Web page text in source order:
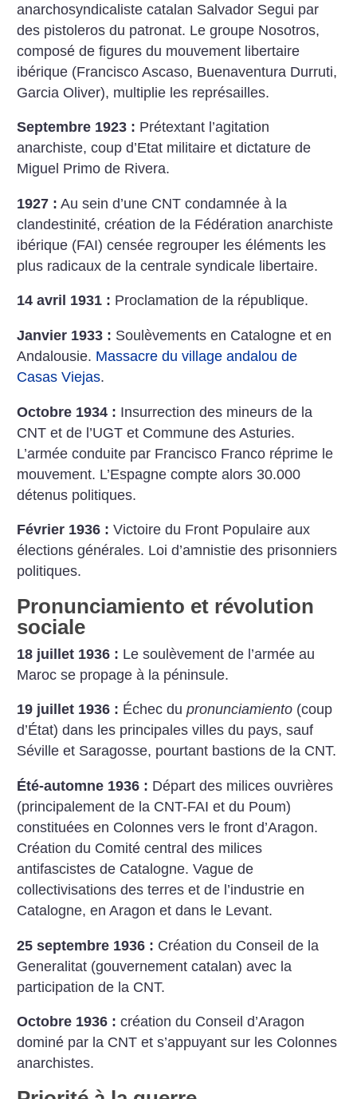
anarchosyndicaliste catalan Salvador Segui par
des pistoleros du patronat. Le groupe Nosotros,
composé de figures du mouvement libertaire
ibérique (Francisco Ascaso, Buenaventura Durruti,
Garcia Oliver), multiplie les représailles.
Septembre 1923 : Prétextant l’agitation
anarchiste, coup d’Etat militaire et dictature de
Miguel Primo de Rivera.
1927 : Au sein d’une CNT condamnée à la
clandestinité, création de la Fédération anarchiste
ibérique (FAI) censée regrouper les éléments les
plus radicaux de la centrale syndicale libertaire.
14 avril 1931 : Proclamation de la république.
Janvier 1933 : Soulèvements en Catalogne et en
Andalousie. Massacre du village andalou de
Casas Viejas.
Octobre 1934 : Insurrection des mineurs de la
CNT et de l’UGT et Commune des Asturies.
L’armée conduite par Francisco Franco réprime le
mouvement. L’Espagne compte alors 30.000
détenus politiques.
Février 1936 : Victoire du Front Populaire aux
élections générales. Loi d’amnistie des prisonniers
politiques.
Pronunciamiento et révolution
sociale
18 juillet 1936 : Le soulèvement de l’armée au
Maroc se propage à la péninsule.
19 juillet 1936 : Échec dupronunciamiento (coup
d’État) dans les principales villes du pays, sauf
Séville et Saragosse, pourtant bastions de la CNT.
Été-automne 1936 : Départ des milices ouvrières
(principalement de la CNT-FAI et du Poum)
constituées en Colonnes vers le front d’Aragon.
Création du Comité central des milices
antifascistes de Catalogne. Vague de
collectivisations des terres et de l’industrie en
Catalogne, en Aragon et dans le Levant.
25 septembre 1936 : Création du Conseil de la
Generalitat (gouvernement catalan) avec la
participation de la CNT.
Octobre 1936 : création du Conseil d’Aragon
dominé par la CNT et s’appuyant sur les Colonnes
anarchistes.